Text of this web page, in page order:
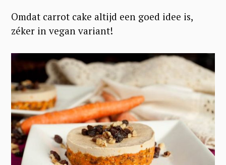
Omdat carrot cake altijd een goed idee is,
zéker in vegan variant!